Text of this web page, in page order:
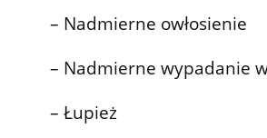
– Nadmierne owłosienie
– Nadmierne wypadanie
– Łupież